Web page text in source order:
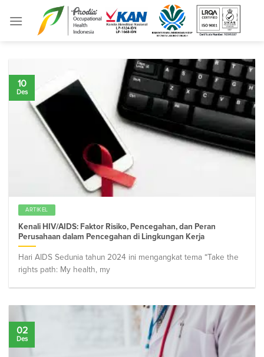
ARTIKEL
Kenali HIV/AIDS: Faktor Risiko, Pencegahan, dan Peran
Perusahaan dalam Pencegahan di Lingkungan Kerja
Hari AIDS Sedunia tahun 2024 ini mengangkat tema “Take the
rights path: My health, my
10
Des
02
Des